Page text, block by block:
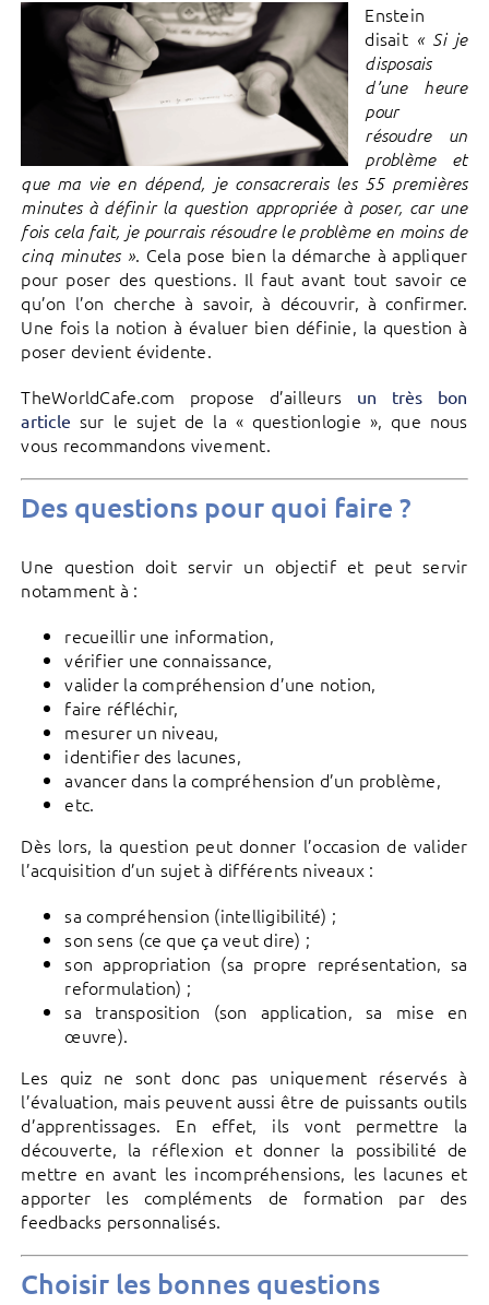
Enstein
disait « Si je
disposais
d’une heure
pour
résoudre un
problème et
que ma vie en dépend, je consacrerais les 55 premières
minutes à définir la question appropriée à poser, car une
fois cela fait, je pourrais résoudre le problème en moins de
cinq minutes ». Cela pose bien la démarche à appliquer
pour poser des questions. Il faut avant tout savoir ce
qu’on l’on cherche à savoir, à découvrir, à confirmer.
Une fois la notion à évaluer bien définie, la question à
poser devient évidente.
TheWorldCafe.com propose d’ailleurs
un très bon
article sur le sujet de la « questionlogie », que nous
vous recommandons vivement.
Des questions pour quoi faire ?
Une question doit servir un objectif et peut servir
notamment à :
recueillir une information,
vérifier une connaissance,
valider la compréhension d’une notion,
faire réfléchir,
mesurer un niveau,
identifier des lacunes,
avancer dans la compréhension d’un problème,
etc.
Dès lors, la question peut donner l’occasion de valider
l’acquisition d’un sujet à différents niveaux :
sa compréhension (intelligibilité) ;
son sens (ce que ça veut dire) ;
son appropriation (sa propre représentation, sa
reformulation) ;
sa transposition (son application, sa mise en
œuvre).
Les quiz ne sont donc pas uniquement réservés à
l’évaluation, mais peuvent aussi être de puissants outils
d’apprentissages. En effet, ils vont permettre la
découverte, la réflexion et donner la possibilité de
mettre en avant les incompréhensions, les lacunes et
apporter les compléments de formation par des
feedbacks personnalisés.
Choisir les bonnes questions